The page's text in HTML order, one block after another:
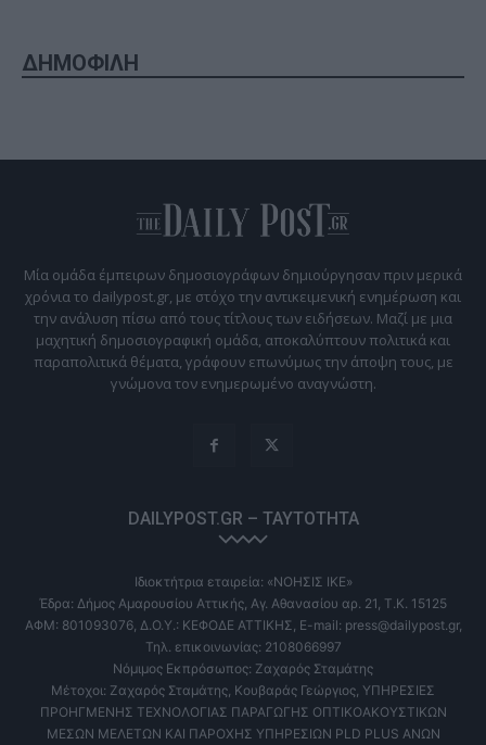
ΔΗΜΟΦΙΛΗ
Μία ομάδα έμπειρων δημοσιογράφων δημιούργησαν πριν μερικά
χρόνια το dailypost.gr, με στόχο την αντικειμενική ενημέρωση και
την ανάλυση πίσω από τους τίτλους των ειδήσεων. Μαζί με μια
μαχητική δημοσιογραφική ομάδα, αποκαλύπτουν πολιτικά και
παραπολιτικά θέματα, γράφουν επωνύμως την άποψη τους, με
γνώμονα τον ενημερωμένο αναγνώστη.
DAILYPOST.GR – ΤΑΥΤΌΤΗΤΑ
Ιδιοκτήτρια εταιρεία: «ΝΟΗΣΙΣ ΙΚΕ»
Έδρα: Δήμος Αμαρουσίου Αττικής, Αγ. Αθανασίου αρ. 21, Τ.Κ. 15125
ΑΦΜ: 801093076, Δ.Ο.Υ.: ΚΕΦΟΔΕ ΑΤΤΙΚΗΣ, E-mail: press@dailypost.gr,
Τηλ. επικοινωνίας: 2108066997
Νόμιμος Εκπρόσωπος: Ζαχαρός Σταμάτης
Μέτοχοι: Ζαχαρός Σταμάτης, Κουβαράς Γεώργιος, ΥΠΗΡΕΣΙΕΣ
ΠΡΟΗΓΜΕΝΗΣ ΤΕΧΝΟΛΟΓΙΑΣ ΠΑΡΑΓΩΓΗΣ ΟΠΤΙΚΟΑΚΟΥΣΤΙΚΩΝ
ΜΕΣΩΝ ΜΕΛΕΤΩΝ ΚΑΙ ΠΑΡΟΧΗΣ ΥΠΗΡΕΣΙΩΝ PLD PLUS ΑΝΩΝ